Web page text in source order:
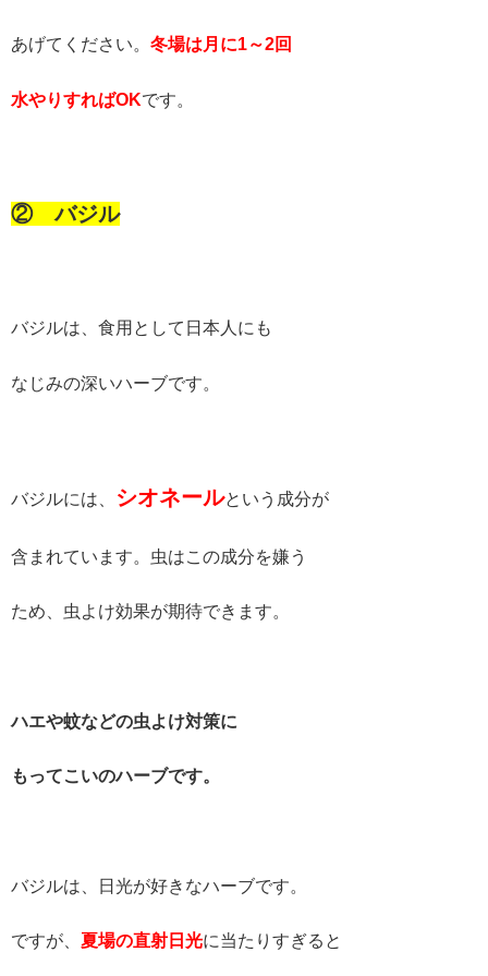
あげてください。 冬場は月に1～2回
水やりすればOKです。
② バジル
バジルは、食用として日本人にも
なじみの深いハーブです。
バジルには、 シオネールという成分が
含まれています。虫はこの成分を嫌う
ため、虫よけ効果が期待できます。
ハエや蚊などの虫よけ対策に
もってこいのハーブです。
バジルは、日光が好きなハーブです。
ですが、 夏場の直射日光に当たりすぎると